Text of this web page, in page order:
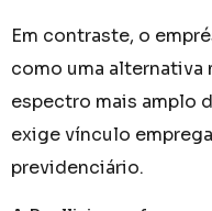
Em contraste, o
como uma alternativa
espectro mais amplo
exige vínculo
previdenciário.